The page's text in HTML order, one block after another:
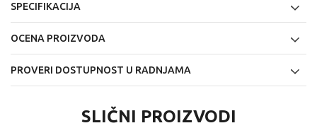
SPECIFIKACIJA
OCENA PROIZVODA
PROVERI DOSTUPNOST U RADNJAMA
SLIČNI PROIZVODI